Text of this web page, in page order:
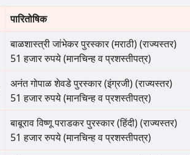
पारितोषिक
बाळशास्त्री जांभेकर पुरस्कार (मराठी) (राज्यस्तर)
51 हजार रुपये (मानचिन्ह व प्रशस्तीपत्र)
अनंत गोपाळ शेवडे पुरस्कार (इंग्रजी) (राज्यस्तर)
51 हजार रुपये (मानचिन्ह व प्रशस्तीपत्र)
बाबूराव विष्णू पराडकर पुरस्कार (हिंदी) (राज्यस्तर)
51 हजार रुपये (मानचिन्ह व प्रशस्तीपत्र)